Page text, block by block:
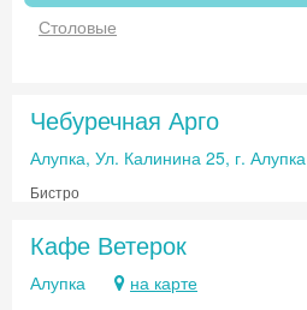
Столовые
Чебуречная Арго
Алупка, Ул. Калинина 25, г. Алупка
Бистро
Кафе Ветерок
Алупка на карте